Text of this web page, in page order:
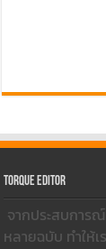
Torque Editor
จากประสบการ
หลายฉบับ ทำให้